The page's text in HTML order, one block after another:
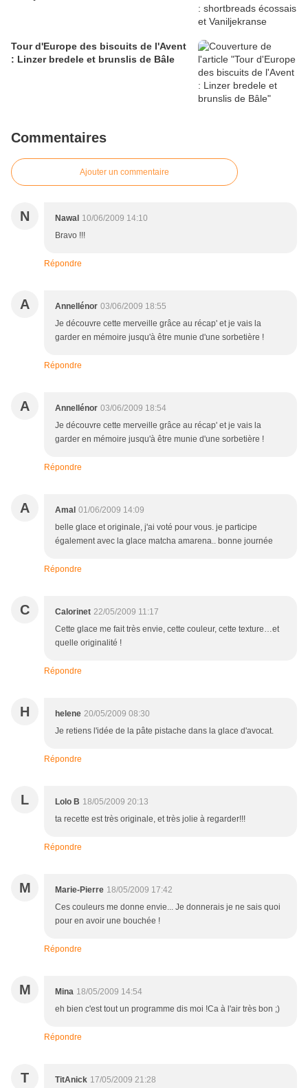
Tour d'Europe des biscuits de l'Avent
: Linzer bredele et brunslis de Bâle
Commentaires
Ajouter un commentaire
N Nawal 10/06/2009 14:10
Bravo !!!
Répondre
A Annellénor 03/06/2009 18:55
Je découvre cette merveille grâce au récap' et je vais la
garder en mémoire jusqu'à être munie d'une sorbetière !
Répondre
A Annellénor 03/06/2009 18:54
Je découvre cette merveille grâce au récap' et je vais la
garder en mémoire jusqu'à être munie d'une sorbetière !
Répondre
A Amal 01/06/2009 14:09
belle glace et originale, j'ai voté pour vous. je participe
également avec la glace matcha amarena.. bonne journée
Répondre
C Calorinet 22/05/2009 11:17
Cette glace me fait très envie, cette couleur, cette texture…et
quelle originalité !
Répondre
H helene 20/05/2009 08:30
Je retiens l'idée de la pâte pistache dans la glace d'avocat.
Répondre
L Lolo B 18/05/2009 20:13
ta recette est très originale, et très jolie à regarder!!!
Répondre
M Marie-Pierre 18/05/2009 17:42
Ces couleurs me donne envie... Je donnerais je ne sais quoi
pour en avoir une bouchée !
Répondre
M Mina 18/05/2009 14:54
eh bien c'est tout un programme dis moi !Ca à l'air très bon ;)
Répondre
T TitAnick 17/05/2009 21:28